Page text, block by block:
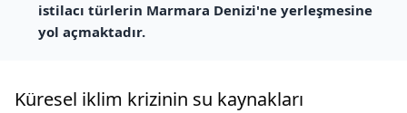
istilacı türlerin Marmara Denizi'ne yerleşmesine
yol açmaktadır.
Küresel iklim krizinin su kaynakları